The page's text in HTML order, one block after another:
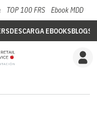
TOP 100 FRS Ebook MDD
DESCARGA EBOOKSBLOGS